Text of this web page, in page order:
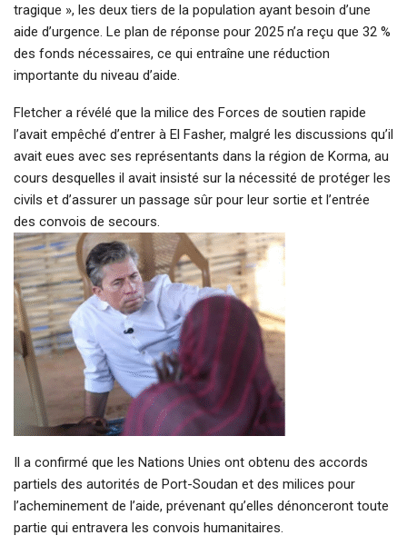
tragique », les deux tiers de la population ayant besoin d’une
aide d’urgence. Le plan de réponse pour 2025 n’a reçu que 32 %
des fonds nécessaires, ce qui entraîne une réduction
importante du niveau d’aide.
Fletcher a révélé que la milice des Forces de soutien rapide
l’avait empêché d’entrer à El Fasher, malgré les discussions qu’il
avait eues avec ses représentants dans la région de Korma, au
cours desquelles il avait insisté sur la nécessité de protéger les
civils et d’assurer un passage sûr pour leur sortie et l’entrée
des convois de secours.
Il a confirmé que les Nations Unies ont obtenu des accords
partiels des autorités de Port-Soudan et des milices pour
l’acheminement de l’aide, prévenant qu’elles dénonceront toute
partie qui entravera les convois humanitaires.